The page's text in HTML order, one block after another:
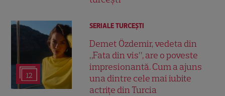
12
SERIALE TURCEŞTI
Demet Özdemir, vedeta din
„Fata din vis”, are o poveste
impresionantă. Cum a ajuns
una dintre cele mai iubite
actrițe din Turcia